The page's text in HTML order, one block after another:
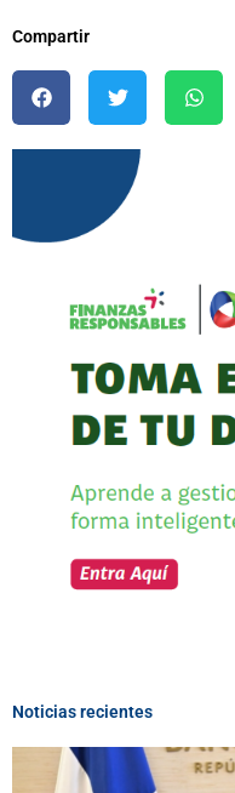
Compartir
Noticias recientes